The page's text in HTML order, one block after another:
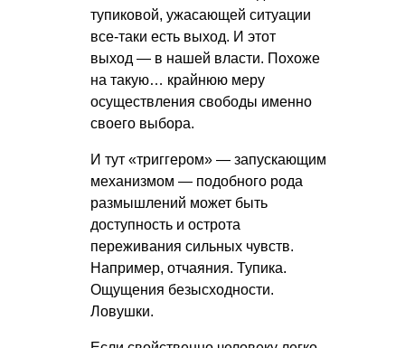
тупиковой, ужасающей ситуации
все-таки есть выход. И этот
выход — в нашей власти. Похоже
на такую… крайнюю меру
осуществления свободы именно
своего выбора.
И тут «триггером» — запускающим
механизмом — подобного рода
размышлений может быть
доступность и острота
переживания сильных чувств.
Например, отчаяния. Тупика.
Ощущения безысходности.
Ловушки.